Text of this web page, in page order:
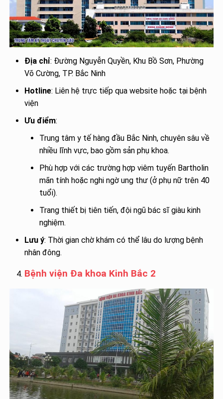
Địa chỉ: Đường Nguyễn Quyền, Khu Bồ Sơn, Phường
Võ Cường, TP. Bắc Ninh
Hotline: Liên hệ trực tiếp qua website hoặc tại bệnh
viện
Ưu điểm:
Trung tâm y tế hàng đầu Bắc Ninh, chuyên sâu về
nhiều lĩnh vực, bao gồm sản phụ khoa.
Phù hợp với các trường hợp viêm tuyến Bartholin
mãn tính hoặc nghi ngờ ung thư (ở phụ nữ trên 40
tuổi).
Trang thiết bị tiên tiến, đội ngũ bác sĩ giàu kinh
nghiệm.
Lưu ý: Thời gian chờ khám có thể lâu do lượng bệnh
nhân đông.
Bệnh viện Đa khoa Kinh Bắc 2